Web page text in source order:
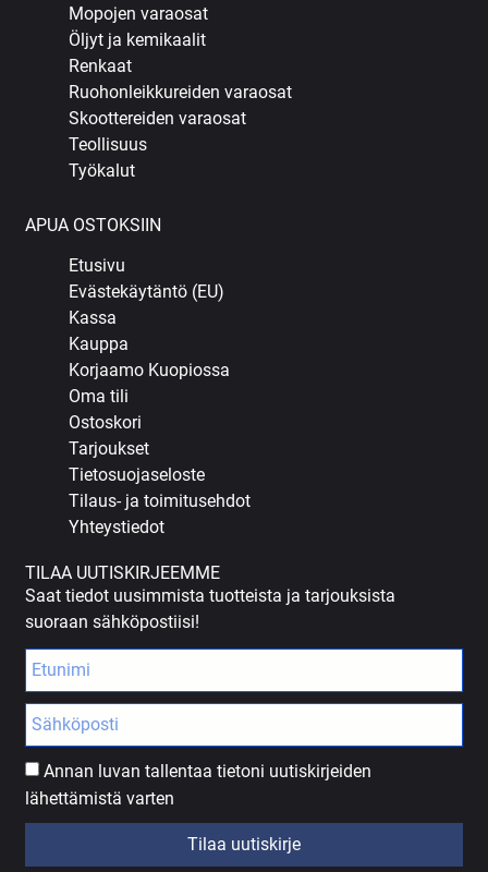
Mopojen varaosat
Öljyt ja kemikaalit
Renkaat
Ruohonleikkureiden varaosat
Skoottereiden varaosat
Teollisuus
Työkalut
APUA OSTOKSIIN
Etusivu
Evästekäytäntö (EU)
Kassa
Kauppa
Korjaamo Kuopiossa
Oma tili
Ostoskori
Tarjoukset
Tietosuojaseloste
Tilaus- ja toimitusehdot
Yhteystiedot
TILAA UUTISKIRJEEMME
Saat tiedot uusimmista tuotteista ja tarjouksista
suoraan sähköpostiisi!
Annan luvan tallentaa tietoni uutiskirjeiden
lähettämistä varten
Tilaa uutiskirje